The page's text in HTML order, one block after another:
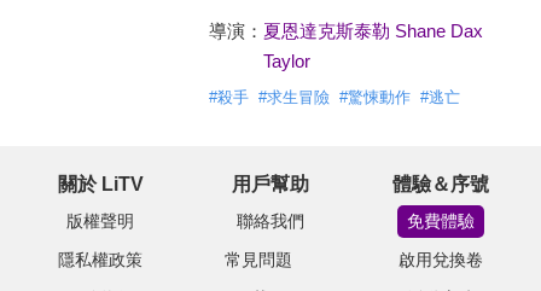
導演： 夏恩達克斯泰勒 Shane Dax
Taylor
#殺手 #求生冒險 #驚悚動作 #逃亡
關於 LiTV
版權聲明
隱私權政策
用戶幫助
聯絡我們
常見問題
體驗＆序號
免費體驗
啟用兌換卷